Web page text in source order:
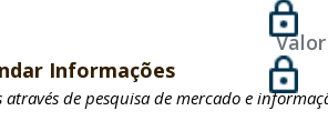
Informações
através de pesquisa de mercado e